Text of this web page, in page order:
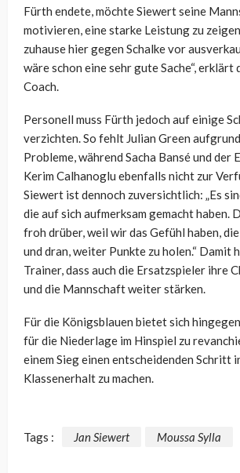
Fürth endete, möchte Siewert seine
motivieren, eine starke Leistung zu
zuhause hier gegen Schalke vor
wäre schon eine sehr gute Sache“, erklärt
Coach.
Personell muss Fürth jedoch auf einige
verzichten. So fehlt Julian Green
Probleme, während Sacha Bansé und der
Kerim Calhanoglu ebenfalls nicht zur
Siewert ist dennoch zuversichtlich: „Es
die auf sich aufmerksam gemacht haben.
froh drüber, weil wir das Gefühl haben,
und dran, weiter Punkte zu holen.“
Trainer, dass auch die Ersatzspieler ihre
und die Mannschaft weiter stärken.
Für die Königsblauen bietet sich
für die Niederlage im Hinspiel zu
einem Sieg einen entscheidenden Schritt
Klassenerhalt zu machen.
Tags : Jan Siewert Moussa Sylla